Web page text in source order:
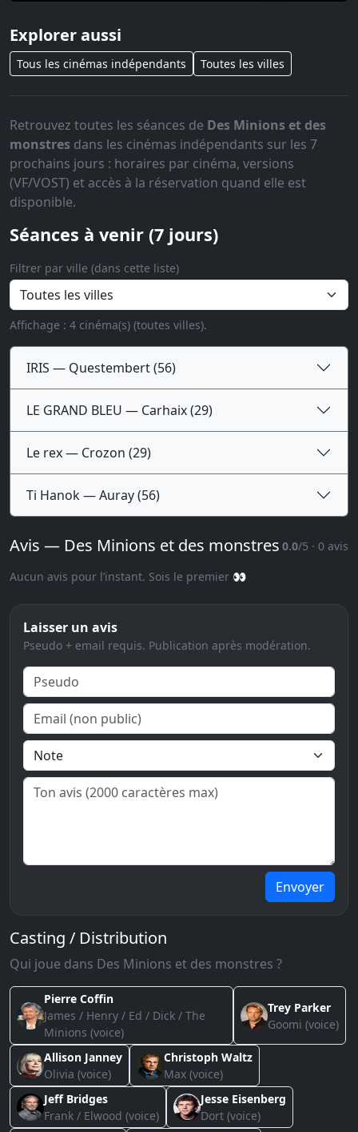
Explorer aussi
Tous les cinémas indépendants Toutes les villes
Retrouvez toutes les séances de Des Minions et des
monstres dans les cinémas indépendants sur les 7
prochains jours : horaires par cinéma, versions
(VF/VOST) et accès à la réservation quand elle est
disponible.
Séances à venir (7 jours)
Filtrer par ville (dans cette liste)
Affichage : 4 cinéma(s) (toutes villes).
IRIS — Questembert (56)
LE GRAND BLEU — Carhaix (29)
Le rex — Crozon (29)
Ti Hanok — Auray (56)
Avis — Des Minions et des monstres 0.0/5 · 0 avis
Aucun avis pour l’instant. Sois le premier 👀
Laisser un avis
Pseudo + email requis. Publication après modération.
Envoyer
Casting / Distribution
Qui joue dans Des Minions et des monstres ?
Pierre Coffin
James / Henry / Ed / Dick / The
Minions (voice)
Trey Parker
Goomi (voice)
Allison Janney
Olivia (voice)
Christoph Waltz
Max (voice)
Jeff Bridges
Frank / Elwood (voice)
Jesse Eisenberg
Dort (voice)